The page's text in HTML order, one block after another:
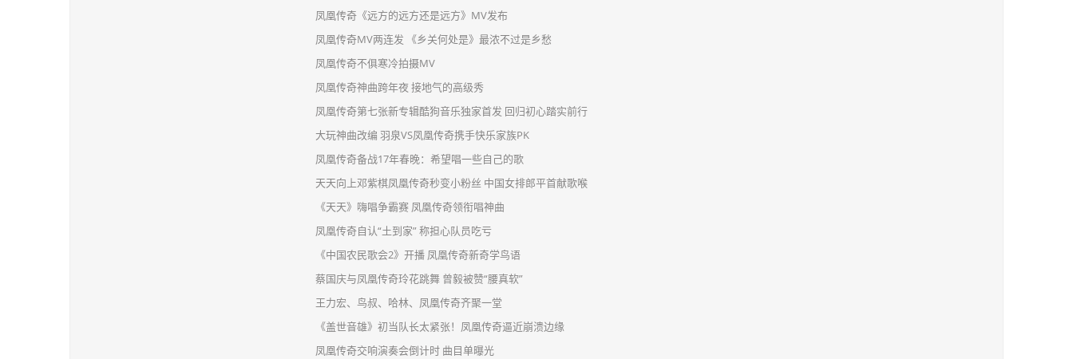
凤凰传奇《远方的远方还是远方》MV发布
凤凰传奇MV两连发 《乡关何处是》最浓不过是乡愁
凤凰传奇不俱寒冷拍摄MV
凤凰传奇神曲跨年夜 接地气的高级秀
凤凰传奇第七张新专辑酷狗音乐独家首发 回归初心踏实前行
大玩神曲改编 羽泉VS凤凰传奇携手快乐家族PK
凤凰传奇备战17年春晚：希望唱一些自己的歌
天天向上邓紫棋凤凰传奇秒变小粉丝 中国女排郎平首献歌喉
《天天》嗨唱争霸赛 凤凰传奇领衔唱神曲
凤凰传奇自认“土到家” 称担心队员吃亏
《中国农民歌会2》开播 凤凰传奇新奇学鸟语
蔡国庆与凤凰传奇玲花跳舞 曾毅被赞“腰真软”
王力宏、鸟叔、哈林、凤凰传奇齐聚一堂
《盖世音雄》初当队长太紧张！凤凰传奇逼近崩溃边缘
凤凰传奇交响演奏会倒计时 曲目单曝光